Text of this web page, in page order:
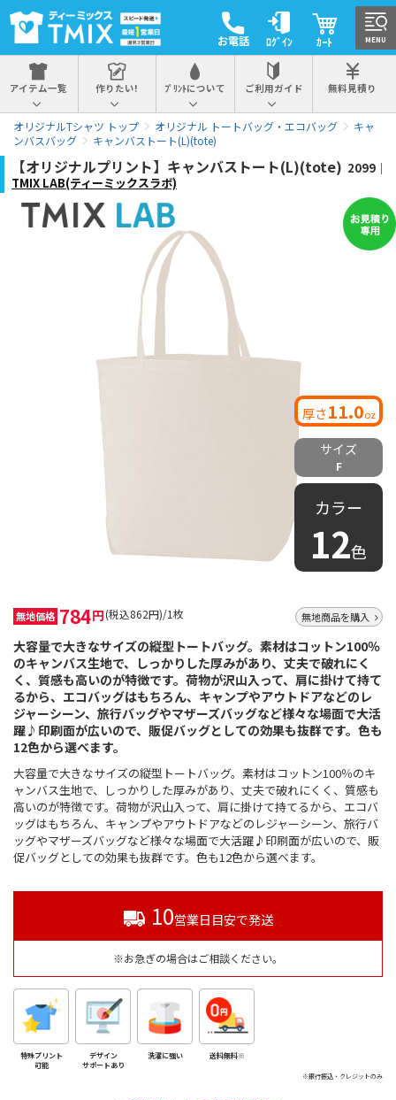
お電話 ﾛｸﾞｲﾝ ｶｰﾄ
アイテム一覧 作りたい! ﾌﾟﾘﾝﾄについて ご利用ガイド 無料見積り
オリジナルTシャツ トップ オリジナル トートバッグ・エコバッグ
キャ
ンバスバッグ
キャンバストート(L)(tote)
【オリジナルプリント】キャンバストート(L)(tote) 2099｜
TMIX LAB(ティーミックスラボ)
厚さ11.0oz
サイズ
F
カラー
12色
無地価格 784円(税込862円)/1枚 無地商品を購入
大容量で大きなサイズの縦型トートバッグ。素材はコットン100％
のキャンバス生地で、しっかりした厚みがあり、丈夫で破れにく
く、質感も高いのが特徴です。荷物が沢山入って、肩に掛けて持て
るから、エコバッグはもちろん、キャンプやアウトドアなどのレ
ジャーシーン、旅行バッグやマザーズバッグなど様々な場面で大活
躍♪印刷面が広いので、販促バッグとしての効果も抜群です。色も
12色から選べます。
大容量で大きなサイズの縦型トートバッグ。素材はコットン100％のキ
ャンバス生地で、しっかりした厚みがあり、丈夫で破れにくく、質感も
高いのが特徴です。荷物が沢山入って、肩に掛けて持てるから、エコバ
ッグはもちろん、キャンプやアウトドアなどのレジャーシーン、旅行バ
ッグやマザーズバッグなど様々な場面で大活躍♪印刷面が広いので、販
促バッグとしての効果も抜群です。色も12色から選べます。
10営業日目安で発送
※お急ぎの場合はご相談ください。
特殊プリント
可能
デザイン
サポートあり
洗濯に強い 送料無料※
※銀行振込・クレジットのみ
MENU